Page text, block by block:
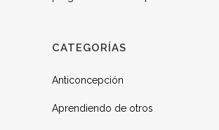
CATEGORÍAS
Anticoncepción
Aprendiendo de otros